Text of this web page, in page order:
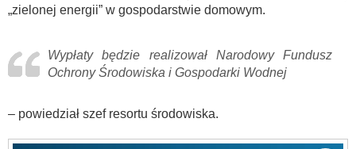
„zielonej energii” w gospodarstwie domowym.
Wypłaty będzie realizował Narodowy Fundusz
Ochrony Środowiska i Gospodarki Wodnej
– powiedział szef resortu środowiska.